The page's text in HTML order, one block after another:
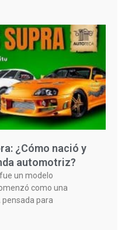
¿Cómo nació y
automotriz?
un modelo
como una
pensada para